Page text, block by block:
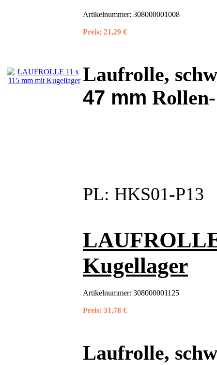
Artikelnummer: 308000001008
Preis: 21,29 €
Laufrolle,
47 mm
PL: HKS01-P13
Kugellager
Artikelnummer: 308000001125
Preis: 31,78 €
Laufrolle,